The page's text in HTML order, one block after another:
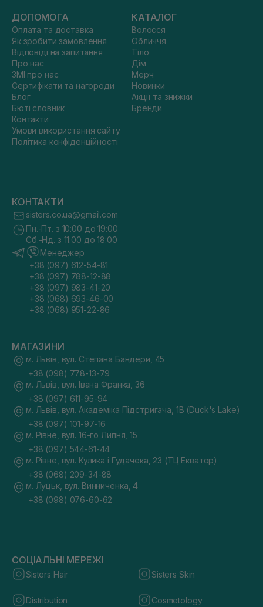
ДОПОМОГА
Оплата та доставка
Як зробити замовлення
Відповіді на запитання
Про нас
ЗМІ про нас
Сертифікати та нагороди
Блог
Бюті словник
Контакти
Умови використання сайту
Політика конфіденційності
КАТАЛОГ
Волосся
Обличчя
Тіло
Дім
Мерч
Новинки
Акції та знижки
Бренди
КОНТАКТИ
sisters.co.ua@gmail.com
Пн.-Пт. з 10:00 до 19:00
Сб.-Нд. з 11:00 до 18:00
Менеджер
+38 (097) 612-54-81
+38 (097) 788-12-88
+38 (097) 983-41-20
+38 (068) 693-46-00
+38 (068) 951-22-86
МАГАЗИНИ
м. Львів, вул. Степана Бандери, 45
+38 (098) 778-13-79
м. Львів, вул. Івана Франка, 36
+38 (097) 611-95-94
м. Львів, вул. Академіка Підстригача, 1В (Duck's Lake)
+38 (097) 101-97-16
м. Рівне, вул. 16-го Липня, 15
+38 (097) 544-61-44
м. Рівне, вул. Кулика і Гудачека, 23 (ТЦ Екватор)
+38 (068) 209-34-88
м. Луцьк, вул. Винниченка, 4
+38 (098) 076-60-62
СОЦІАЛЬНІ МЕРЕЖІ
Sisters Hair Sisters Skin
Distribution Cosmetology